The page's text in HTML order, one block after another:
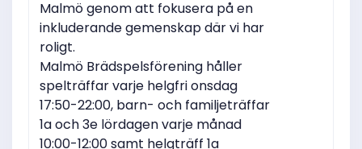
Malmö genom att fokusera på en
inkluderande gemenskap där vi har
roligt.
Malmö Brädspelsförening håller
spelträffar varje helgfri onsdag
17:50-22:00, barn- och familjeträffar
1a och 3e lördagen varje månad
10:00-12:00 samt helgträff 1a